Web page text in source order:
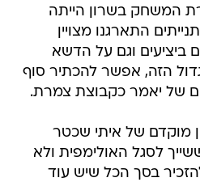
המשחק בשרון הייתה
התארגנו מצויין
וגם על הדשא
הזה, אפשר להכתיר סוף
של יאמר כקבוצת צמרת.
מוקדם של איתי שכטר
לסגל האולימפית ולא
בסך הכל שיש עוד